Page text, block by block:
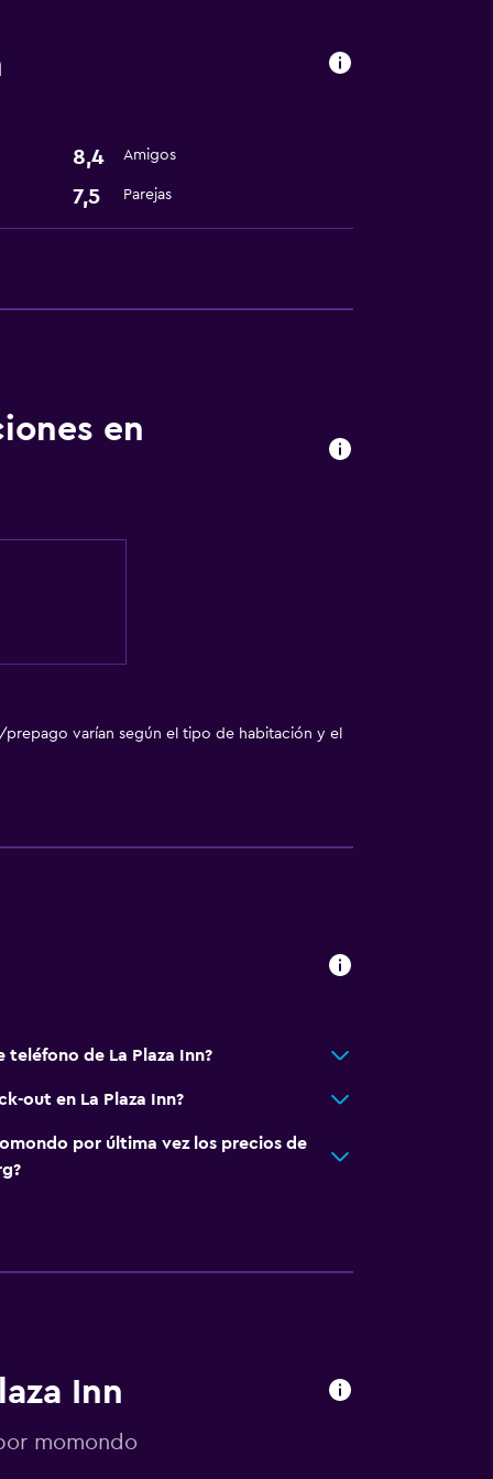
8,4 Amigos
7,5 Parejas
en
prepago varían según el tipo de habitación y el
teléfono de La Plaza Inn?
out en La Plaza Inn?
por última vez los precios de
Inn
momondo